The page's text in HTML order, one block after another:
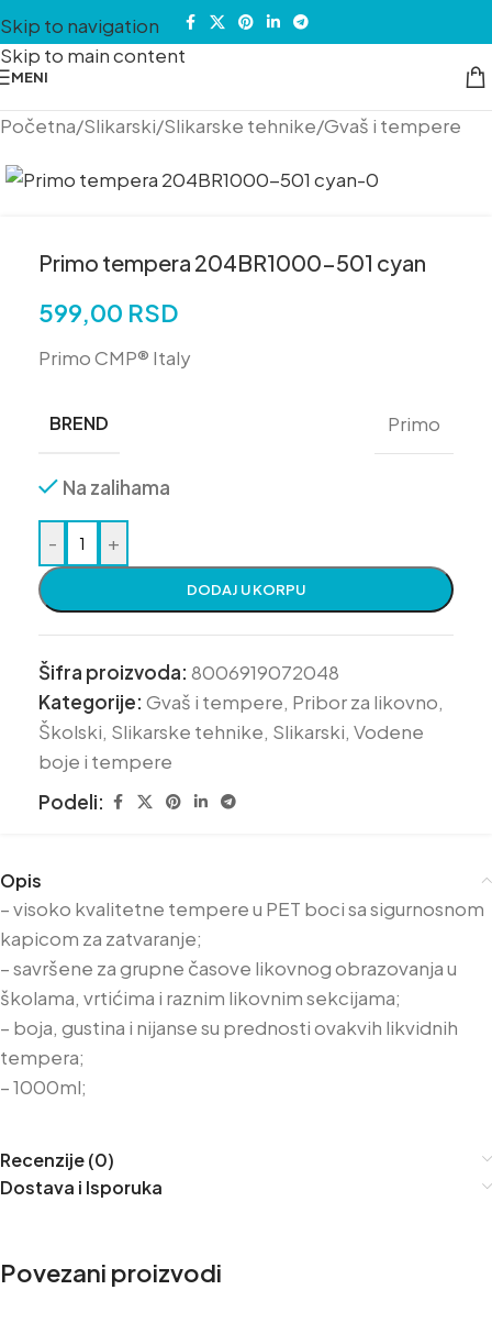
Skip to navigation
Skip to main content
MENI
Početna/Slikarski/Slikarske tehnike/Gvaš i tempere
Primo tempera 204BR1000-501 cyan
599,00 RSD
Primo CMP® Italy
BREND Primo
Na zalihama
- +
DODAJ U KORPU
Šifra proizvoda: 8006919072048
Kategorije: Gvaš i tempere, Pribor za likovno,
Školski, Slikarske tehnike, Slikarski, Vodene
boje i tempere
Podeli:
Opis
– visoko kvalitetne tempere u PET boci sa sigurnosnom
kapicom za zatvaranje;
– savršene za grupne časove likovnog obrazovanja u
školama, vrtićima i raznim likovnim sekcijama;
– boja, gustina i nijanse su prednosti ovakvih likvidnih
tempera;
– 1000ml;
Recenzije (0)
Dostava i Isporuka
Povezani proizvodi